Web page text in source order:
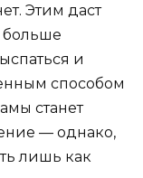
Этим даст
больше
и
способом
станет
— однако,
лишь как